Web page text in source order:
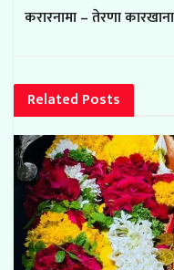
करारनामा – तेरणा
Related Posts